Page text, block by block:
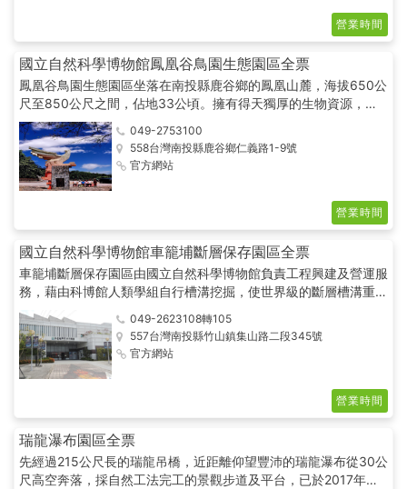
營業時間
國立自然科學博物館鳳凰谷鳥園生態園區全票
鳳凰谷鳥園生態園區坐落在南投縣鹿谷鄉的鳳凰山麓，海拔650公
尺至850公尺之間，佔地33公頃。擁有得天獨厚的生物資源，除
了飼育各種鳥禽外，昆蟲、蜘蛛、青蛙等更是園區長駐嬌客。 展
示區內有各種本土及世界各地的珍貴鳥禽，您可以和金剛鸚鵡互動
亦可餵食小鸚鵡，您可以傾聽蟲鳴鳥語，呼吸清新空氣，享受優閒
時光。
049-2753100
558台灣南投縣鹿谷鄉仁義路1-9號
官方網站
營業時間
國立自然科學博物館車籠埔斷層保存園區全票
車籠埔斷層保存園區由國立自然科學博物館負責工程興建及營運服
務，藉由科博館人類學組自行槽溝挖掘，使世界級的斷層槽溝重現
世人眼前，並於102年5月1日正式開館，與鄰近的鳳凰谷鳥園生態
園區、921地震教育園區共同組成完整的地質與自然生態園區。 本
園區扮演著以下的重要角色：保存車籠埔斷層地質剖面景觀、傳遞
地震和地質及環境生態科普知識、持續並協助國內外地質相關研
究。
049-2623108轉105
557台灣南投縣竹山鎮集山路二段345號
官方網站
營業時間
瑞龍瀑布園區全票
先經過215公尺長的瑞龍吊橋，近距離仰望豐沛的瑞龍瀑布從30公
尺高空奔落，採自然工法完工的景觀步道及平台，已於2017年底